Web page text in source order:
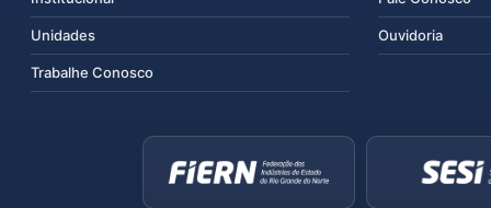
Unidades
Trabalhe Conosco
Ouvidoria